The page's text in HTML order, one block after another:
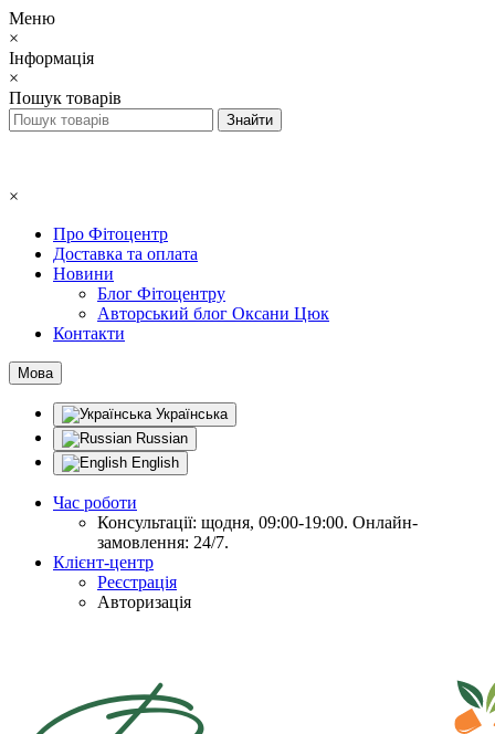
Меню
×
Інформація
×
Пошук товарів
×
Про Фітоцентр
Доставка та оплата
Новини
Блог Фітоцентру
Авторський блог Оксани Цюк
Контакти
Мова
Українська
Russian
English
Час роботи
Консультації: щодня, 09:00-19:00. Онлайн-
замовлення: 24/7.
Клієнт-центр
Реєстрація
Авторизація